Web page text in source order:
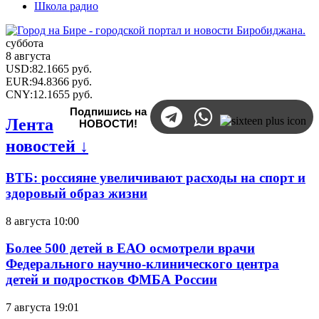
Школа радио
суббота
8 августа
USD:82.1665 руб.
EUR:94.8366 руб.
CNY:12.1655 руб.
Подпишись на
НОВОСТИ!
Лента
новостей ↓
ВТБ: россияне увеличивают расходы на спорт и
здоровый образ жизни
8 августа 10:00
Более 500 детей в ЕАО осмотрели врачи
Федерального научно-клинического центра
детей и подростков ФМБА России
7 августа 19:01